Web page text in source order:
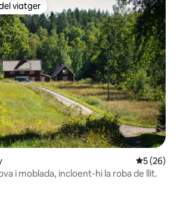
dels viatgers
viatger
5 de
5 (26)
i moblada, incloent-hi la roba de llit.